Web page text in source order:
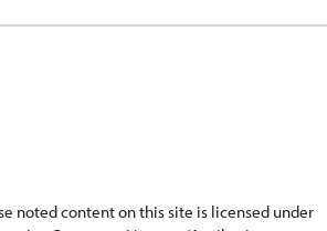
noted content on this site is licensed under